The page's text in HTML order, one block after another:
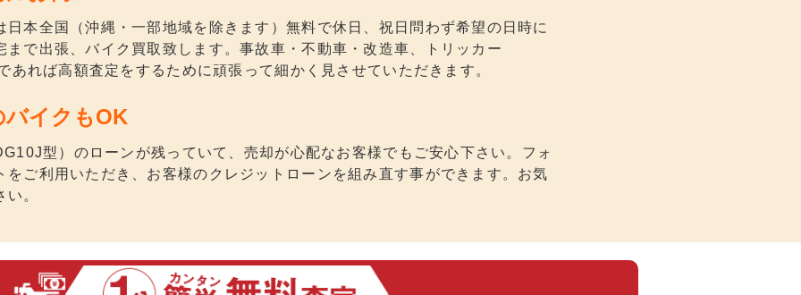
日本全国（沖縄・一部地域を除きます）無料で休日、祝日問わず希望の日時に
まで出張、バイク買取致します。事故車・不動車・改造車、トリッカー
あれば高額査定をするために頑張って細かく見させていただきます。
バイクもOK
型）のローンが残っていて、売却が心配なお客様でもご安心下さい。フォ
をご利用いただき、お客様のクレジットローンを組み直す事ができます。お気
。